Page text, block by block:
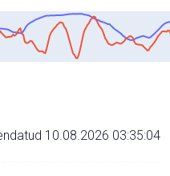
10.08.2026 03:35:04